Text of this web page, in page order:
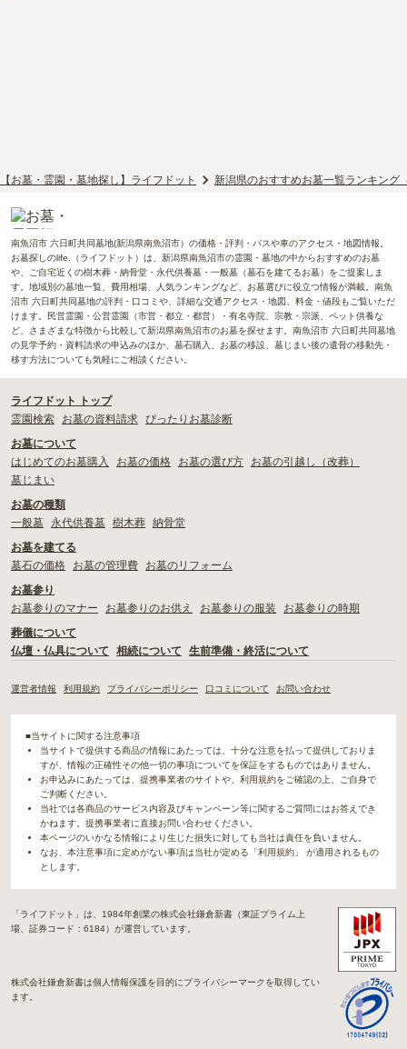
【お墓・霊園・墓地探し】ライフドット 新潟県のおすすめお墓一覧ランキング
南魚沼市 六日町共同墓地(新潟県南魚沼市）の価格・評判・バスや車のアクセス・地図情報。
お墓探しのlife.（ライフドット）は、新潟県南魚沼市の霊園・墓地の中からおすすめのお墓
や、ご自宅近くの樹木葬・納骨堂・永代供養墓・一般墓（墓石を建てるお墓）をご提案しま
す。地域別の墓地一覧、費用相場、人気ランキングなど、お墓選びに役立つ情報が満載。南魚
沼市 六日町共同墓地の評判・口コミや、詳細な交通アクセス・地図、料金・値段もご覧いただ
けます。民営霊園・公営霊園（市営・都立・都営）・有名寺院、宗教・宗派、ペット供養な
ど、さまざまな特徴から比較して新潟県南魚沼市のお墓を探せます。南魚沼市 六日町共同墓地
の見学予約・資料請求の申込みのほか、墓石購入、お墓の移設、墓じまい後の遺骨の移動先・
移す方法についても気軽にご相談ください。
ライフドット トップ
霊園検索
お墓の資料請求 ぴったりお墓診断
お墓について
はじめてのお墓購入
お墓の価格 お墓の選び方
お墓の引越し（改葬）
墓じまい
お墓の種類
一般墓
永代供養墓 樹木葬 納骨堂
お墓を建てる
墓石の価格
お墓の管理費
お墓のリフォーム
お墓参り
お墓参りのマナー
お墓参りのお供え お墓参りの服装
お墓参りの時期
葬儀について
仏壇・仏具について
相続について 生前準備・終活について
運営者情報 利用規約 プライバシーポリシー 口コミについて お問い合わせ
■当サイトに関する注意事項
当サイトで提供する商品の情報にあたっては、十分な注意を払って提供しておりま
すが、情報の正確性その他一切の事項についてを保証をするものではありません。
お申込みにあたっては、提携事業者のサイトや、利用規約をご確認の上、ご自身で
ご判断ください。
当社では各商品のサービス内容及びキャンペーン等に関するご質問にはお答えでき
かねます。提携事業者に直接お問い合わせください。
本ページのいかなる情報により生じた損失に対しても当社は責任を負いません。
なお、本注意事項に定めがない事項は当社が定める「利用規約」 が適用されるもの
とします。
「ライフドット」は、1984年創業の株式会社鎌倉新書（東証プライム上
場、証券コード：6184）が運営しています。
株式会社鎌倉新書は個人情報保護を目的にプライバシーマークを取得してい
ます。